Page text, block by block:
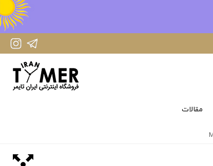
IranTimer Instagram Page
مقالات